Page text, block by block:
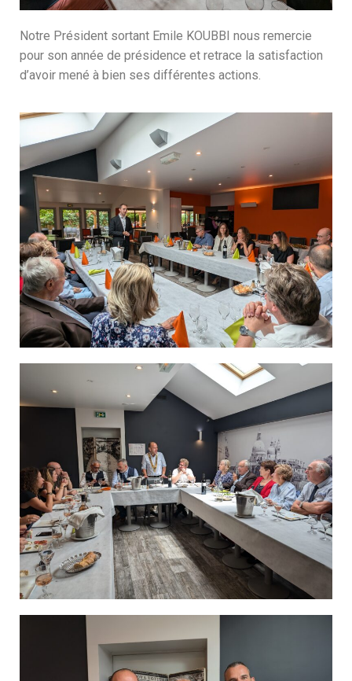
Notre Président sortant Emile KOUBBI nous remercie
pour son année de présidence et retrace la satisfaction
d’avoir mené à bien ses différentes actions.